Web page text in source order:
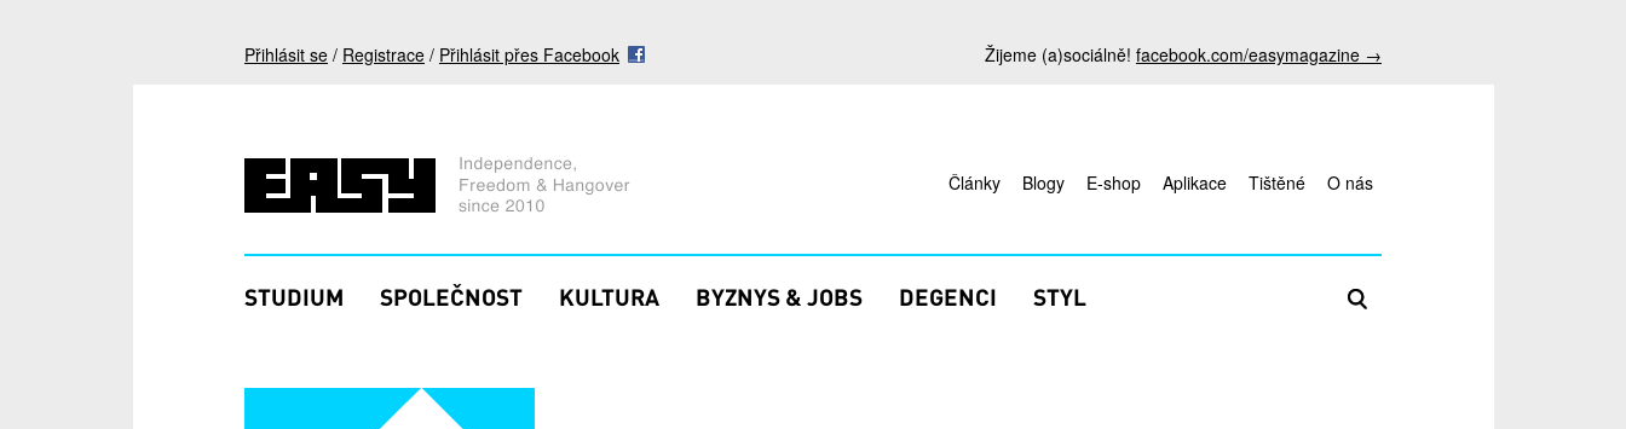
Přihlásit se / Registrace / Přihlásit přes Facebook Žijeme (a)sociálně! facebook.com/easymagazine →
Články Blogy E-shop Aplikace Tištěné O nás
STUDIUM SPOLEČNOST KULTURA BYZNYS & JOBS DEGENCI STYL